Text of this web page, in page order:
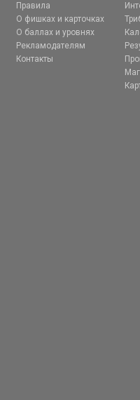
Правила
О фишках и карточках
О баллах и уровнях
Рекламодателям
Контакты